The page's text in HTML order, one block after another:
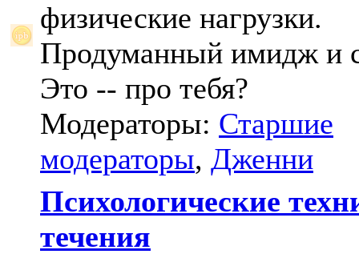
физические нагрузки.
Продуманный имидж и
Это -- про тебя?
Модераторы: Старшие
модераторы, Дженни
Психологические
течения